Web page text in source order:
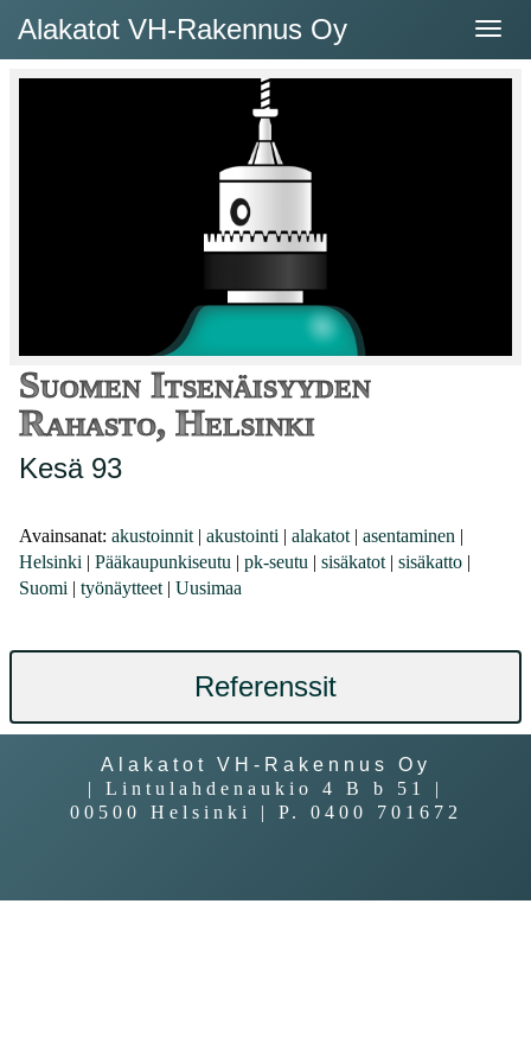
Alakatot VH-Rakennus Oy
Suomen Itsenäisyyden
Rahasto, Helsinki
Kesä 93
Avainsanat: akustoinnit | akustointi | alakatot | asentaminen |
Helsinki | Pääkaupunkiseutu | pk-seutu | sisäkatot | sisäkatto |
Suomi | työnäytteet | Uusimaa
Referenssit
Alakatot VH-Rakennus Oy
| Lintulahdenaukio 4 B b 51 |
00500 Helsinki | P. 0400 701672